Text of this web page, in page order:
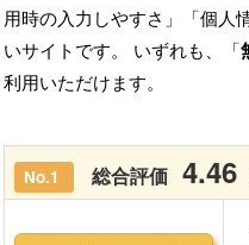
用時の入力しやすさ」「個人
いサイトです。 いずれも、「
利用いただけます。